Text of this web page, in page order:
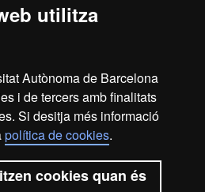
utilitza
Autònoma de Barcelona
i de tercers amb finalitats
Si desitja més informació
política de cookies.
cookies quan és
elSistema Intern de Garantia
El SIGQ pretén potenciar la
totes les titulacions oficials que
de la UQDIE i la informació del
mateix, es pot consultar aquí
amb el sistema de qualitat del
en Xifres